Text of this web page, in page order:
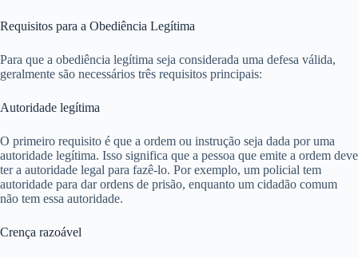
Requisitos para a Obediência Legítima
Para que a obediência legítima seja considerada uma defesa válida,
geralmente são necessários três requisitos principais:
Autoridade legítima
O primeiro requisito é que a ordem ou instrução seja dada por uma
autoridade legítima. Isso significa que a pessoa que emite a ordem deve
ter a autoridade legal para fazê-lo. Por exemplo, um policial tem
autoridade para dar ordens de prisão, enquanto um cidadão comum
não tem essa autoridade.
Crença razoável